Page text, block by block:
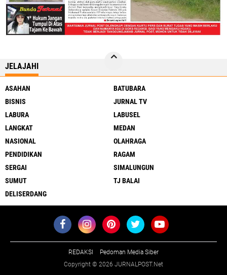
JELAJAHI
ASAHAN
BATUBARA
BISNIS
JURNAL TV
LABURA
LABUSEL
LANGKAT
MEDAN
NASIONAL
OLAHRAGA
PENDIDIKAN
RAGAM
SERGAI
SIMALUNGUN
SUMUT
TJ BALAI
DELISERDANG
REDAKSI
Pedoman Media Siber
Copyright © 2026 JURNALPOST.Net